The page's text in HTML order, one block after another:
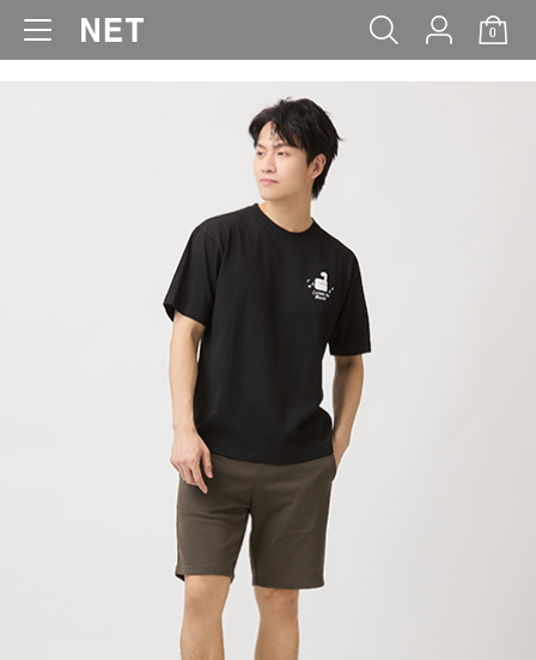
0
WOMEN MEN KIDS BABY